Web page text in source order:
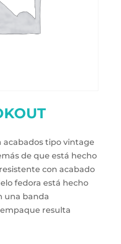
acabados tipo vintage
de que está hecho
con acabado
fedora está hecho
una banda
resulta